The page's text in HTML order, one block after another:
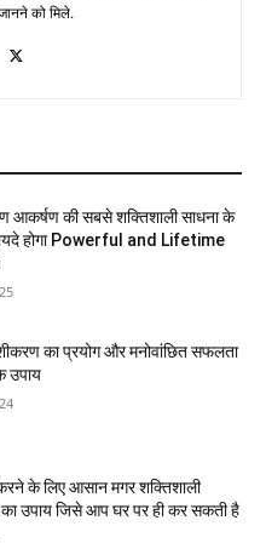
को मिले.
आकर्षण की सबसे शक्तिशाली साधना के
होगा Powerful and Lifetime
का प्रयोग और मनोवांछित सफलता
उपाय
के लिए आसान मगर शक्तिशाली
उपाय जिसे आप घर पर ही कर सकती है